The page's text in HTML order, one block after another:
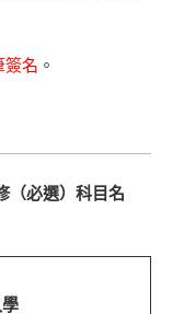
簽名 。
（必選）科目名